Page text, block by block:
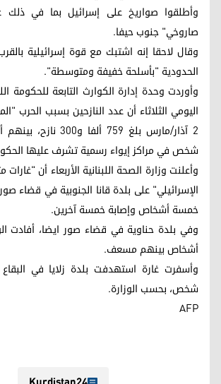
وأطلقوا صواريخ على إسرائيل بما في
صاروخي" جنوب حيفا.
وقال لاحقا إنه اشتبك مع قوة إسرائيلية
الحدودية "بأسلحة خفيفة ومتوسطة".
وأوردت وحدة إدارة الكوارث التابعة للحكومة
اليومي الثلاثاء أن عدد النازحين بسبب الحرب
شخص في مراكز إيواء رسمية تشرف عليها
وأعلنت وزارة الصحة اللبنانية الأربعاء أن
الإسرائيلي" على بلدة قانا الجنوبية في قضاء
خمسة أشخاص وإصابة خمسة آخرين.
وفي بلدة حناوية في قضاء صور ايضا، أفادت
أشخاص بينهم مسعف.
وأسفرت غارة استهدفت بلدة زلايا في
شخص، بحسب الوزارة.
AFP